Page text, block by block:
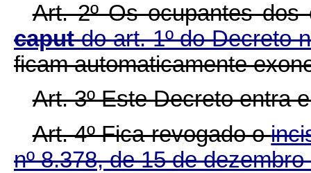
Art. 2º Os ocupantes
caputdo art. 1º do Decreto
ficam automaticamente
Art. 3º Este Decreto entra
Art. 4º Fica revogado o
nº 8.378, de 15 de